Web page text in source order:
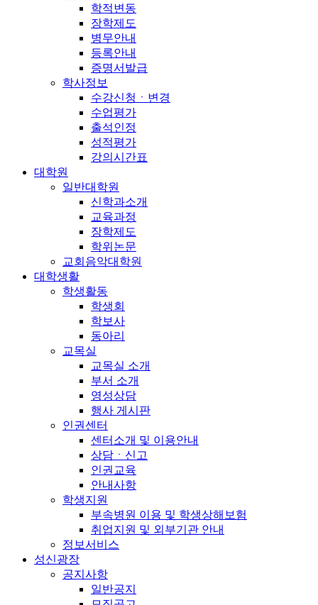
학적변동
장학제도
병무안내
등록안내
증명서발급
학사정보
수강신청ㆍ변경
수업평가
출석인정
성적평가
강의시간표
대학원
일반대학원
신학과소개
교육과정
장학제도
학위논문
교회음악대학원
대학생활
학생활동
학생회
학보사
동아리
교목실
교목실 소개
부서 소개
영성상담
행사 게시판
인권센터
센터소개 및 이용안내
상담ㆍ신고
인권교육
안내사항
학생지원
부속병원 이용 및 학생상해보험
취업지원 및 외부기관 안내
정보서비스
성신광장
공지사항
일반공지